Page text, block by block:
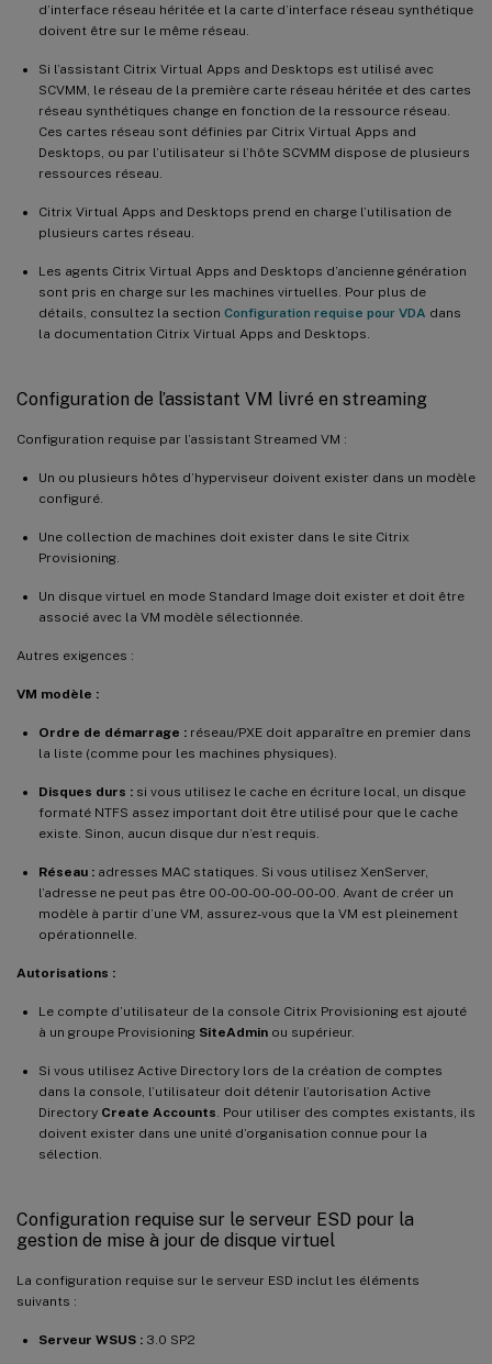
d’interface réseau héritée et la carte d’interface réseau synthétique
doivent être sur le même réseau.
Si l’assistant Citrix Virtual Apps and Desktops est utilisé avec
SCVMM, le réseau de la première carte réseau héritée et des cartes
réseau synthétiques change en fonction de la ressource réseau.
Ces cartes réseau sont définies par Citrix Virtual Apps and
Desktops, ou par l’utilisateur si l’hôte SCVMM dispose de plusieurs
ressources réseau.
Citrix Virtual Apps and Desktops prend en charge l’utilisation de
plusieurs cartes réseau.
Les agents Citrix Virtual Apps and Desktops d’ancienne génération
sont pris en charge sur les machines virtuelles. Pour plus de
détails, consultez la section Configuration requise pour VDA dans
la documentation Citrix Virtual Apps and Desktops.
Configuration de l’assistant VM livré en streaming
Configuration requise par l’assistant Streamed VM :
Un ou plusieurs hôtes d’hyperviseur doivent exister dans un modèle
configuré.
Une collection de machines doit exister dans le site Citrix
Provisioning.
Un disque virtuel en mode Standard Image doit exister et doit être
associé avec la VM modèle sélectionnée.
Autres exigences :
VM modèle :
Ordre de démarrage : réseau/PXE doit apparaître en premier dans
la liste (comme pour les machines physiques).
Disques durs : si vous utilisez le cache en écriture local, un disque
formaté NTFS assez important doit être utilisé pour que le cache
existe. Sinon, aucun disque dur n’est requis.
Réseau : adresses MAC statiques. Si vous utilisez XenServer,
l’adresse ne peut pas être 00-00-00-00-00-00. Avant de créer un
modèle à partir d’une VM, assurez-vous que la VM est pleinement
opérationnelle.
Autorisations :
Le compte d’utilisateur de la console Citrix Provisioning est ajouté
à un groupe Provisioning SiteAdmin ou supérieur.
Si vous utilisez Active Directory lors de la création de comptes
dans la console, l’utilisateur doit détenir l’autorisation Active
Directory Create Accounts . Pour utiliser des comptes existants, ils
doivent exister dans une unité d’organisation connue pour la
sélection.
Configuration requise sur le serveur ESD pour la
gestion de mise à jour de disque virtuel
La configuration requise sur le serveur ESD inclut les éléments
suivants :
Serveur WSUS : 3.0 SP2